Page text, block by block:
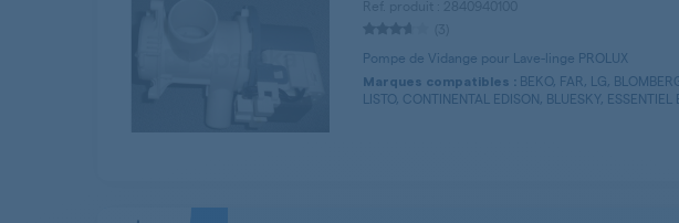
Pompe de Vidange pour Lave-linge PROLUX
Marques compatibles : BEKO, FAR, LG,
LISTO, CONTINENTAL EDISON, BLUESKY, ESSENTIEL